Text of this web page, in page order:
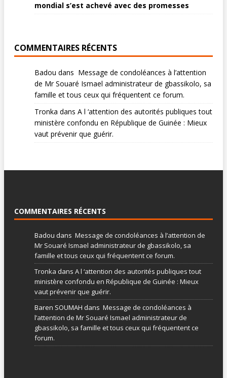
mondial s’est achevé avec des promesses
COMMENTAIRES RÉCENTS
Badou dans Message de condoléances à l’attention
de Mr Souaré Ismael administrateur de gbassikolo, sa
famille et tous ceux qui fréquentent ce forum.
Tronka dans A l ‘attention des autorités publiques tout
ministère confondu en République de Guinée : Mieux
vaut prévenir que guérir.
COMMENTAIRES RÉCENTS
Badou dans Message de condoléances à l’attention de
Mr Souaré Ismael administrateur de gbassikolo, sa
famille et tous ceux qui fréquentent ce forum.
Tronka dans A l ‘attention des autorités publiques tout
ministère confondu en République de Guinée : Mieux
vaut prévenir que guérir.
Baren SOUMAH dans Message de condoléances à
l’attention de Mr Souaré Ismael administrateur de
gbassikolo, sa famille et tous ceux qui fréquentent ce
forum.